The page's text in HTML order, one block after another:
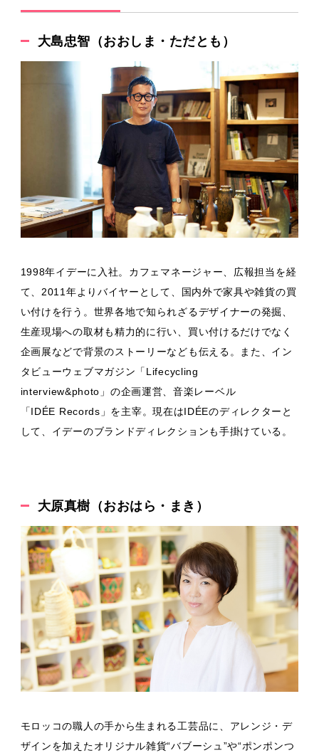
大島忠智（おおしま・ただとも）
1998年イデーに入社。カフェマネージャー、広報担当を経
て、2011年よりバイヤーとして、国内外で家具や雑貨の買
い付けを行う。世界各地で知られざるデザイナーの発掘、
生産現場への取材も精力的に行い、買い付けるだけでなく
企画展などで背景のストーリーなども伝える。また、イン
タビューウェブマガジン「Lifecycling
interview&photo」の企画運営、音楽レーベル
「IDÉE Records」を主宰。現在はIDÉEのディレクターと
して、イデーのブランドディレクションも手掛けている。
大原真樹（おおはら・まき）
モロッコの職人の手から生まれる工芸品に、アレンジ・デ
ザインを加えたオリジナル雑貨“バブーシュ”や“ポンポンつ